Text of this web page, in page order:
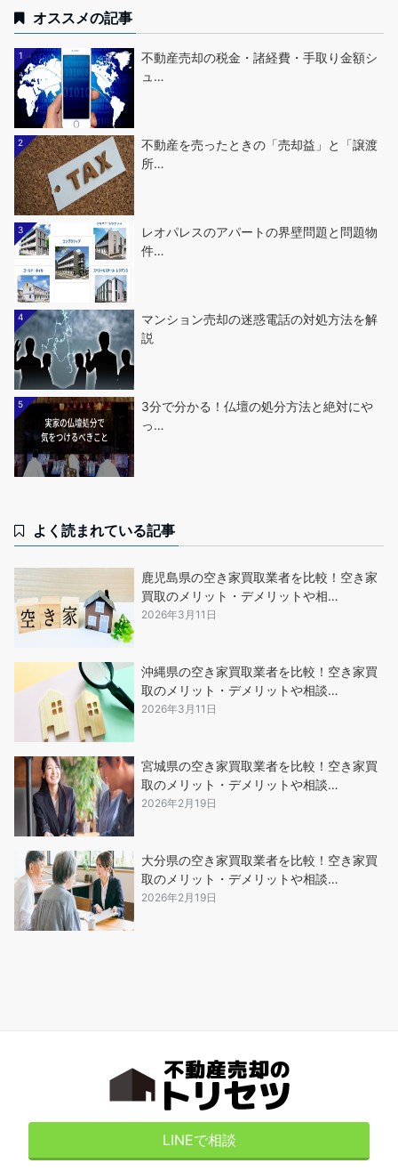
オススメの記事
1
不動産売却の税金・諸経費・手取り金額シ
ュ…
2
不動産を売ったときの「売却益」と「譲渡
所…
3
レオパレスのアパートの界壁問題と問題物
件…
4
マンション売却の迷惑電話の対処方法を解
説
5
3分で分かる！仏壇の処分方法と絶対にや
っ…
よく読まれている記事
鹿児島県の空き家買取業者を比較！空き家
買取のメリット・デメリットや相…
2026年3月11日
沖縄県の空き家買取業者を比較！空き家買
取のメリット・デメリットや相談…
2026年3月11日
宮城県の空き家買取業者を比較！空き家買
取のメリット・デメリットや相談…
2026年2月19日
大分県の空き家買取業者を比較！空き家買
取のメリット・デメリットや相談…
2026年2月19日
LINEで相談